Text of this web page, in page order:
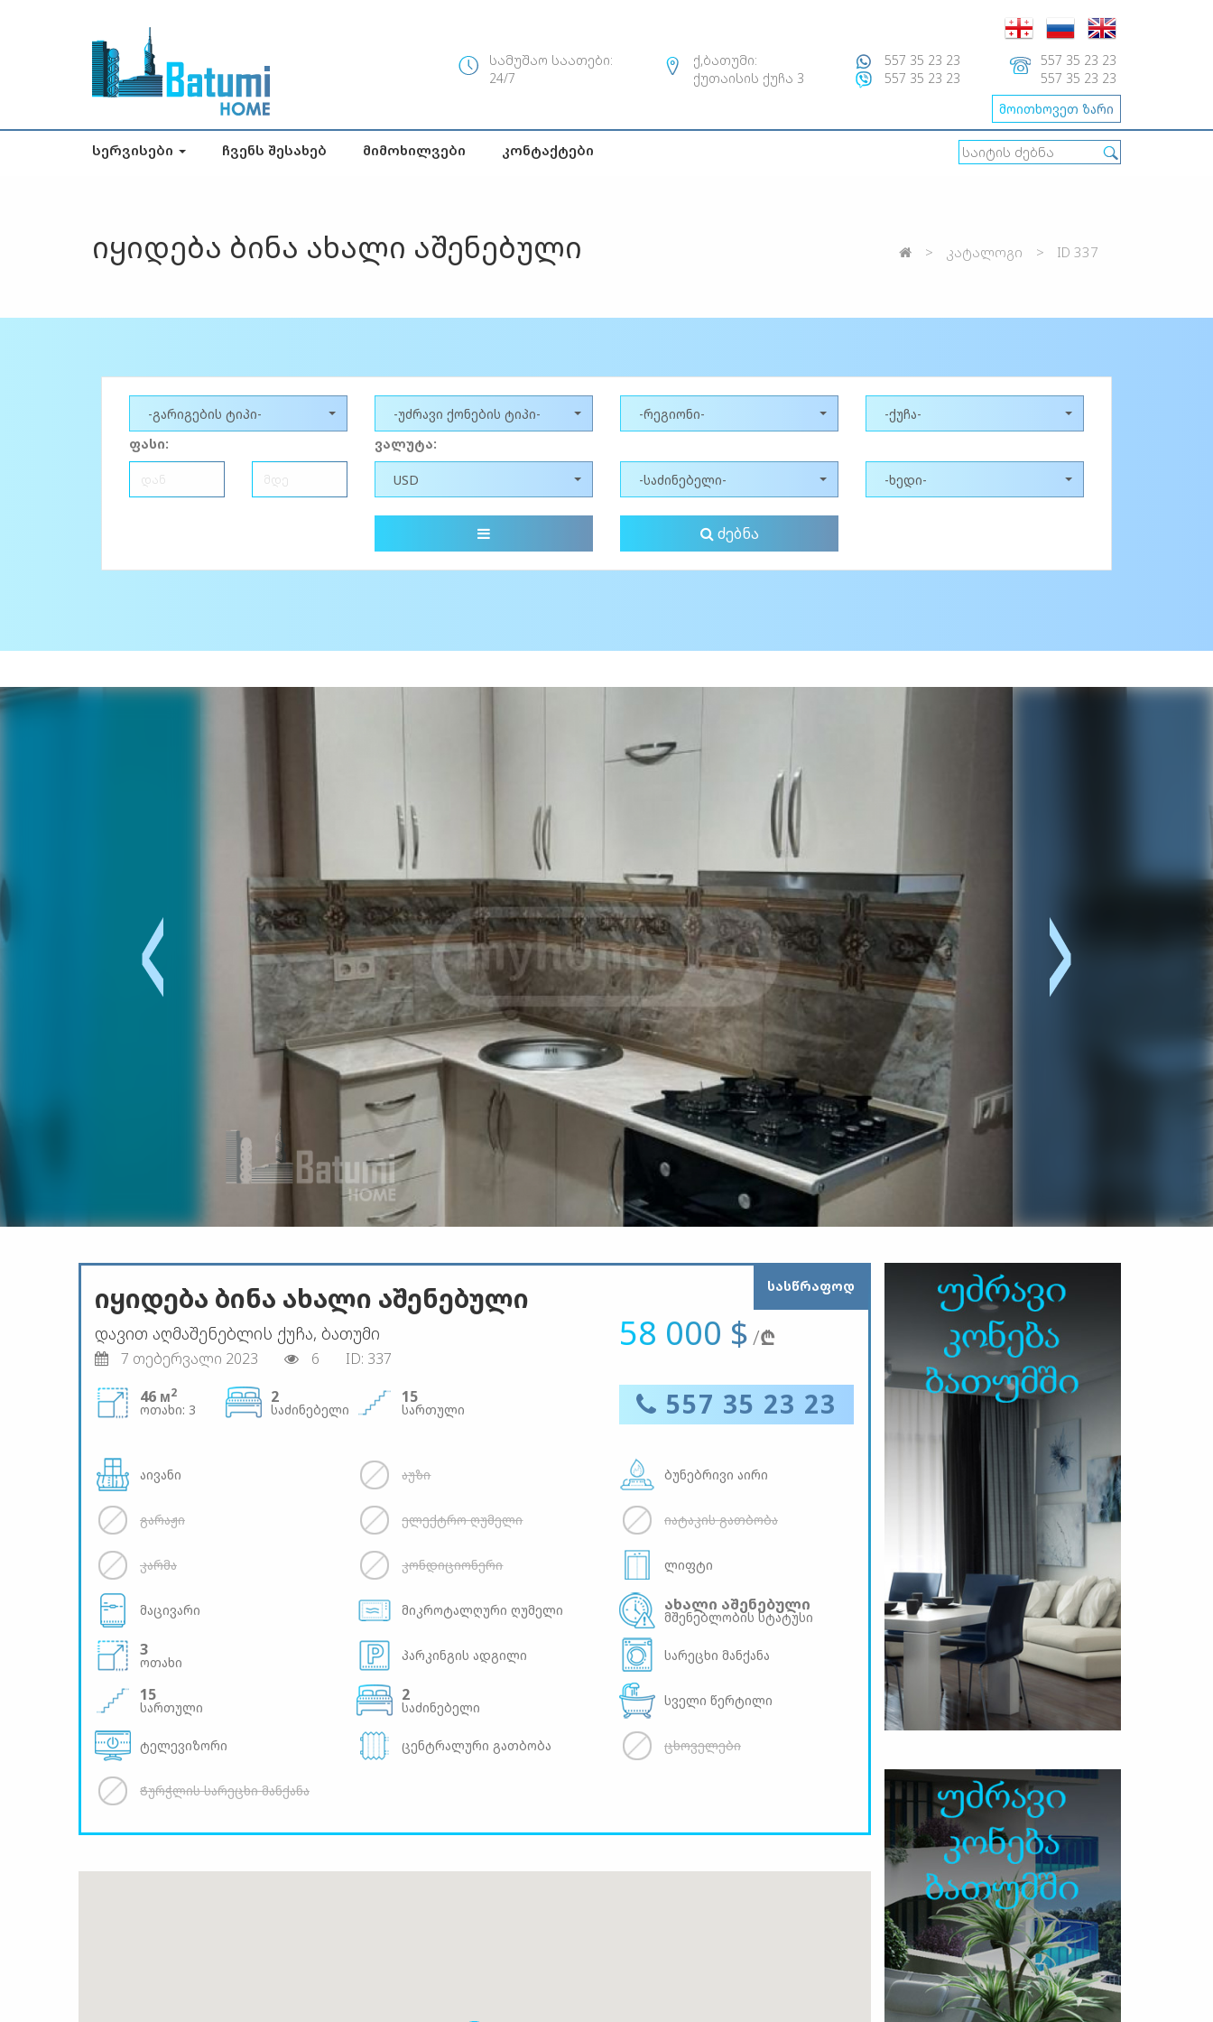
სამუშაო საათები:
24/7
ქ,ბათუმი:
ქუთაისის ქუჩა 3
557 35 23 23
557 35 23 23
557 35 23 23
557 35 23 23
მოითხოვეთ ზარი
Სერვისები Ჩვენს Შესახებ Მიმოხილვები Კონტაქტები
იყიდება ბინა ახალი აშენებული კატალოგი ID 337
-გარიგების ტიპი- -უძრავი ქონების ტიპი- -რეგიონი-
-ქუჩა-
ფასი:
ვალუტა:
USD -საძინებელი- -ხედი-
ძებნა
ᲡᲐᲡᲬᲠᲐᲤᲝᲓ
იყიდება ბინა ახალი აშენებული
დავით აღმაშენებლის ქუჩა, ბათუმი
7 თებერვალი 2023 6 ID: 337
58 000 $ /₾
46 м2
ოთახი: 3
2
საძინებელი
15
სართული 557 35 23 23
აივანი აუზი ბუნებრივი აირი
გარაჟი ელექტრო ღუმელი იატაკის გათბობა
კარმა კონდიციონერი ლიფტი
მაცივარი მიკროტალღური ღუმელი ახალი აშენებული
მშენებლობის სტატუსი
3
ოთახი პარკინგის ადგილი სარეცხი მანქანა
15
სართული
2
საძინებელი სველი წერტილი
ტელევიზორი ცენტრალური გათბობა ცხოველები
Ჭურჭლის სარეცხი მანქანა